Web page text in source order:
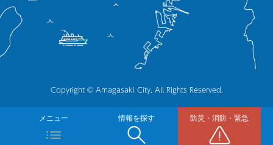
メニュー 情報を探す 防災・消防・緊急
Copyright © Amagasaki City, All Rights Reserved.